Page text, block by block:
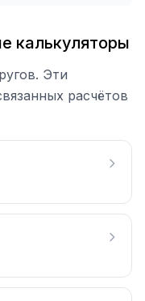
калькуляторы
Эти
расчётов